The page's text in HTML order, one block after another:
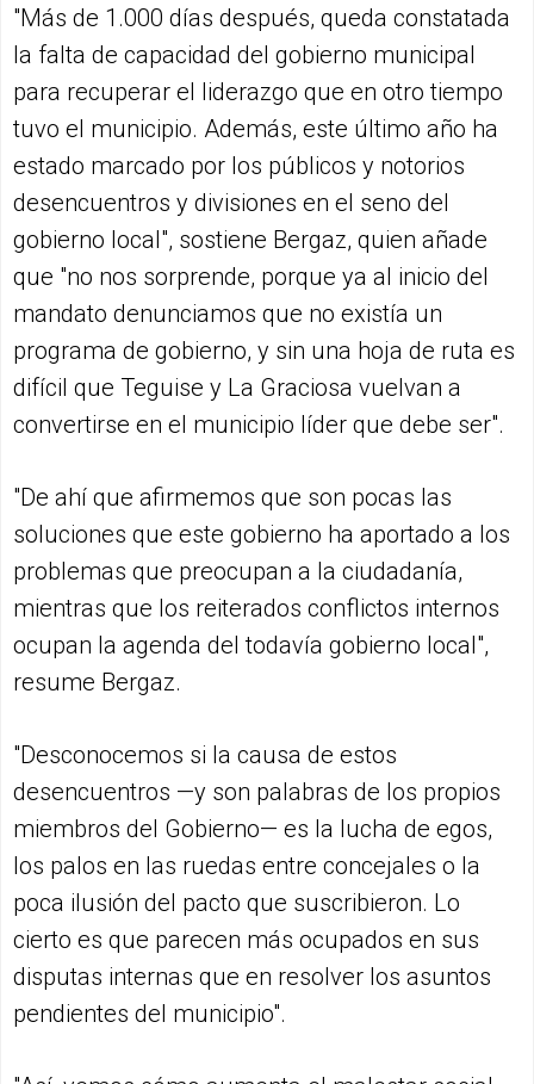
"Más de 1.000 días después, queda constatada
la falta de capacidad del gobierno municipal
para recuperar el liderazgo que en otro tiempo
tuvo el municipio. Además, este último año ha
estado marcado por los públicos y notorios
desencuentros y divisiones en el seno del
gobierno local", sostiene Bergaz, quien añade
que "no nos sorprende, porque ya al inicio del
mandato denunciamos que no existía un
programa de gobierno, y sin una hoja de ruta es
difícil que Teguise y La Graciosa vuelvan a
convertirse en el municipio líder que debe ser".
"De ahí que afirmemos que son pocas las
soluciones que este gobierno ha aportado a los
problemas que preocupan a la ciudadanía,
mientras que los reiterados conflictos internos
ocupan la agenda del todavía gobierno local",
resume Bergaz.
"Desconocemos si la causa de estos
desencuentros —y son palabras de los propios
miembros del Gobierno— es la lucha de egos,
los palos en las ruedas entre concejales o la
poca ilusión del pacto que suscribieron. Lo
cierto es que parecen más ocupados en sus
disputas internas que en resolver los asuntos
pendientes del municipio".